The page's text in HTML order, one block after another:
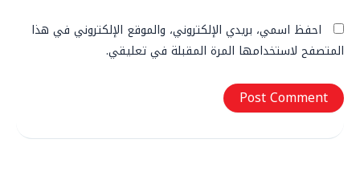
احفظ اسمي، بريدي الإلكتروني، والموقع الإلكتروني في هذا
المتصفح لاستخدامها المرة المقبلة في تعليقي.